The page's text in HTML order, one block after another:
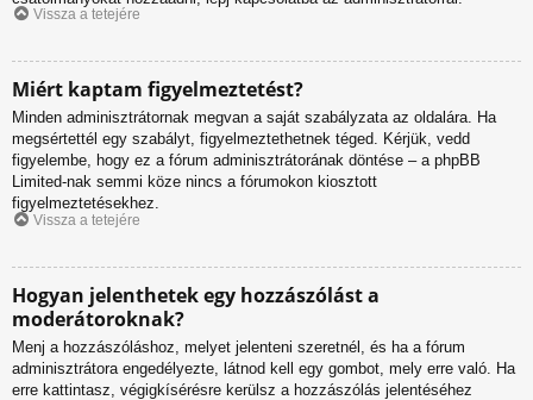
Vissza a tetejére
Miért kaptam figyelmeztetést?
Minden adminisztrátornak megvan a saját szabályzata az oldalára. Ha
megsértettél egy szabályt, figyelmeztethetnek téged. Kérjük, vedd
figyelembe, hogy ez a fórum adminisztrátorának döntése – a phpBB
Limited-nak semmi köze nincs a fórumokon kiosztott
figyelmeztetésekhez.
Vissza a tetejére
Hogyan jelenthetek egy hozzászólást a
moderátoroknak?
Menj a hozzászóláshoz, melyet jelenteni szeretnél, és ha a fórum
adminisztrátora engedélyezte, látnod kell egy gombot, mely erre való. Ha
erre kattintasz, végigkísérésre kerülsz a hozzászólás jelentéséhez